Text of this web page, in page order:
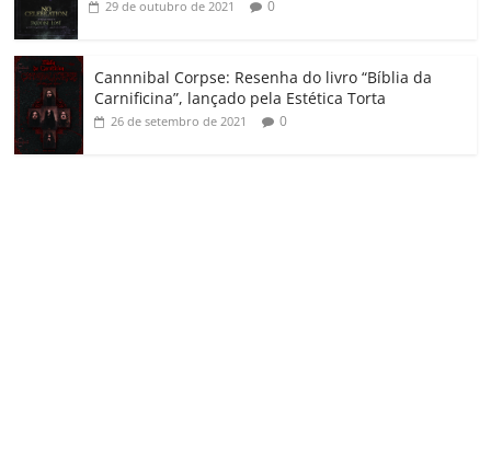
29 de outubro de 2021 0
Cannnibal Corpse: Resenha do livro “Bíblia da
Carnificina”, lançado pela Estética Torta
26 de setembro de 2021 0